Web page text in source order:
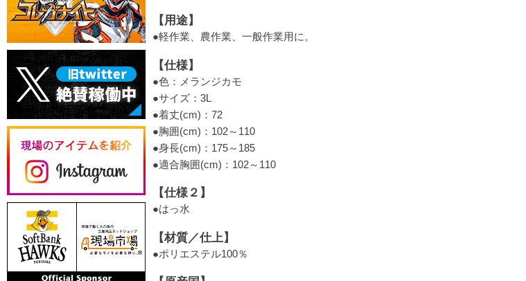
【用途】
●軽作業、農作業、一般作業用に。
【仕様】
●色：メランジカモ
●サイズ：3L
●着丈(cm)：72
●胸囲(cm)：102～110
●身長(cm)：175～185
●適合胸囲(cm)：102～110
【仕様２】
●はっ水
【材質／仕上】
●ポリエステル100％